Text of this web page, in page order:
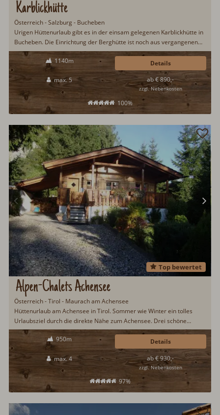
Karblickhütte
Österreich - Salzburg - Bucheben
Urigen Hüttenurlaub gibt es in der einsam gelegenen Karblickhütte in
Bucheben. Die Einrichtung der Berghütte ist noch aus vergangenen
Tagen und ermöglicht eine Zeitreise in das Leben der Bergbauern.
Eine eigene Saunahütte mit Solarium bietet allerdings etwas Luxus
beim urigen Hüttenurlaub....
1140m
max. 5
100%
ab € 890,-
zzgl. Nebenkosten
Details
Alpen-Chalets Achensee
Top bewertet
Österreich - Tirol - Maurach am Achensee
Hüttenurlaub am Achensee in Tirol. Sommer wie Winter ein tolles
Urlaubsziel durch die direkte Nähe zum Achensee. Drei schöne
Chalets am Ortsrand von Maurach am Achensee für jeweils vier
Urlaubsgäste. Gemütliche Einrichtung mit Infrarotkabine und
Schwedenofen...
950m
max. 4
97%
ab € 930,-
zzgl. Nebenkosten
Details